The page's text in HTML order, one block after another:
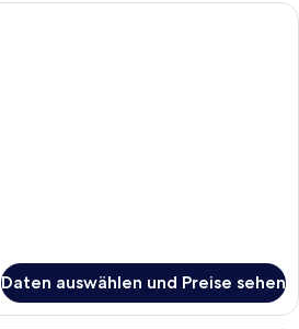
Ein modernes Wohnzimmer mit
Daten auswählen und Preise sehen